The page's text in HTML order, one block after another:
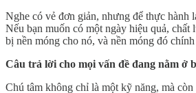
Nghe có vẻ đơn giản, nhưng để thực hành
Nếu bạn muốn có một ngày hiệu quả, chất
bị nền móng cho nó, và nền móng đó
Câu trả lời cho mọi vấn đề đang nằm ở
Chú tâm không chỉ là một kỹ năng, mà